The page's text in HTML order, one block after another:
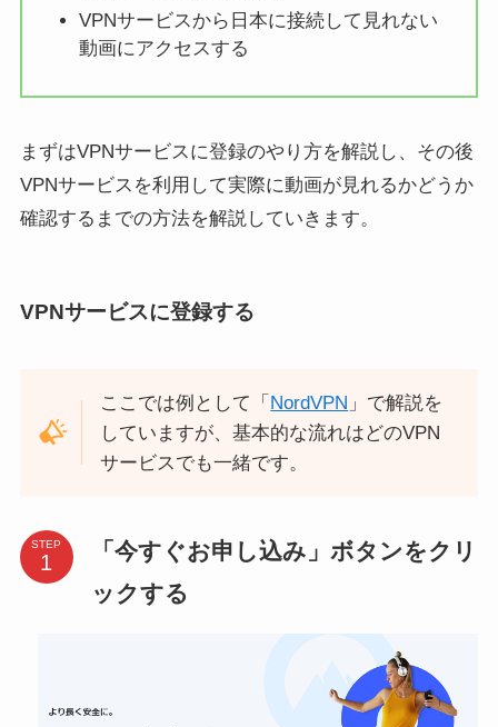
VPNサービスから日本に接続して見れない
動画にアクセスする
まずはVPNサービスに登録のやり方を解説し、その後
VPNサービスを利用して実際に動画が見れるかどうか
確認するまでの方法を解説していきます。
VPNサービスに登録する
ここでは例として「 NordVPN 」で解説を
していますが、基本的な流れはどのVPN
サービスでも一緒です。
STEP
「今すぐお申し込み」ボタンをクリ
ックする